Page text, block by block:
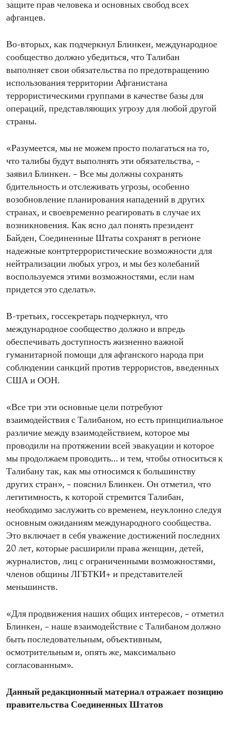
защите прав человека и основных свобод всех
афганцев.
Во-вторых, как подчеркнул Блинкен, международное
сообщество должно убедиться, что Талибан
выполняет свои обязательства по предотвращению
использования территории Афганистана
террористическими группами в качестве базы для
операций, представляющих угрозу для любой другой
страны.
«Разумеется, мы не можем просто полагаться на то,
что талибы будут выполнять эти обязательства, –
заявил Блинкен. – Все мы должны сохранять
бдительность и отслеживать угрозы, особенно
возобновление планирования нападений в других
странах, и своевременно реагировать в случае их
возникновения. Как ясно дал понять президент
Байден, Соединенные Штаты сохранят в регионе
надежные контртеррористические возможности для
нейтрализации любых угроз, и мы без колебаний
воспользуемся этими возможностями, если нам
придется это сделать».
В-третьих, госсекретарь подчеркнул, что
международное сообщество должно и впредь
обеспечивать доступность жизненно важной
гуманитарной помощи для афганского народа при
соблюдении санкций против террористов, введенных
США и ООН.
«Все три эти основные цели потребуют
взаимодействия с Талибаном, но есть принципиальное
различие между взаимодействием, которое мы
проводили на протяжении всей эвакуации и которое
мы продолжаем проводить… и тем, чтобы относиться к
Талибану так, как мы относимся к большинству
других стран», – пояснил Блинкен. Он отметил, что
легитимность, к которой стремится Талибан,
необходимо заслужить со временем, неуклонно следуя
основным ожиданиям международного сообщества.
Это включает в себя уважение достижений последних
20 лет, которые расширили права женщин, детей,
журналистов, лиц с ограниченными возможностями,
членов общины ЛГБТКИ+ и представителей
меньшинств.
«Для продвижения наших общих интересов, – отметил
Блинкен, – наше взаимодействие с Талибаном должно
быть последовательным, объективным,
осмотрительным и, опять же, максимально
согласованным».
Данный редакционный материал отражает позицию
правительства Соединенных Штатов